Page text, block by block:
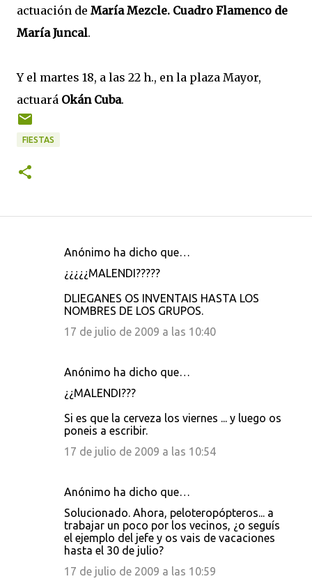
actuación de María Mezcle. Cuadro Flamenco de
María Juncal.
Y el martes 18, a las 22 h., en la plaza Mayor,
actuará Okán Cuba.
FIESTAS
Anónimo ha dicho que…
¿¿¿¿¿MALENDI?????
DLIEGANES OS INVENTAIS HASTA LOS
NOMBRES DE LOS GRUPOS.
17 de julio de 2009 a las 10:40
Anónimo ha dicho que…
¿¿MALENDI???
Si es que la cerveza los viernes ... y luego os
poneis a escribir.
17 de julio de 2009 a las 10:54
Anónimo ha dicho que…
Solucionado. Ahora, peloteropópteros... a
trabajar un poco por los vecinos, ¿o seguís
el ejemplo del jefe y os vais de vacaciones
hasta el 30 de julio?
17 de julio de 2009 a las 10:59